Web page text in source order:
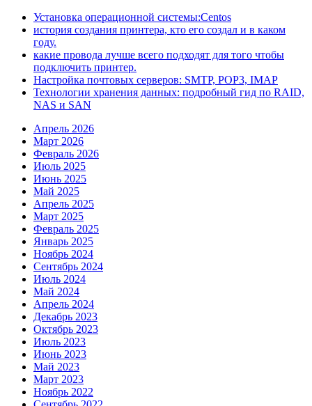
Установка операционной системы:Centos
история создания принтера, кто его создал и в каком
году.
какие провода лучше всего подходят для того чтобы
подключить принтер.
Настройка почтовых серверов: SMTP, POP3, IMAP
Технологии хранения данных: подробный гид по RAID,
NAS и SAN
Апрель 2026
Март 2026
Февраль 2026
Июль 2025
Июнь 2025
Май 2025
Апрель 2025
Март 2025
Февраль 2025
Январь 2025
Ноябрь 2024
Сентябрь 2024
Июль 2024
Май 2024
Апрель 2024
Декабрь 2023
Октябрь 2023
Июль 2023
Июнь 2023
Май 2023
Март 2023
Ноябрь 2022